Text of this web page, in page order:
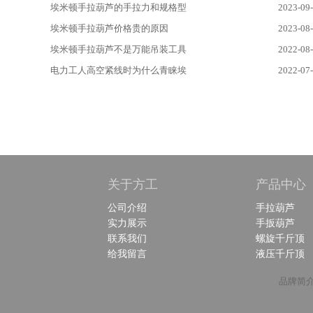
埃米顿手拉葫芦的手拉力和规格型
2023-
埃米顿手拉葫芦价格贵的原因
2023-
埃米顿手拉葫芦不是万能吊装工具
2022-
电力工人高空紧线时为什么青睐埃
2022-
关于方工
公司介绍
实力展示
联系我们
给我留言
产品中心
手拉葫芦
手扳葫芦
螺旋千斤顶
液压千斤顶
品牌简